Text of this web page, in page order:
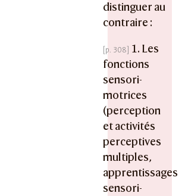
distinguer au
contraire :
1. Les
fonctions
sensori-
motrices
(perception
et activités
perceptives
multiples,
apprentissages
sensori-